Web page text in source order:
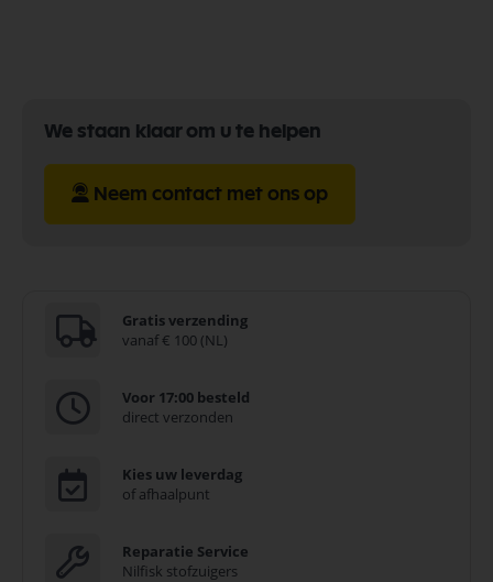
We staan klaar om u te helpen
Neem contact met ons op
Gratis verzending
vanaf € 100 (NL)
Voor 17:00 besteld
direct verzonden
Kies uw leverdag
of afhaalpunt
Reparatie Service
Nilfisk stofzuigers